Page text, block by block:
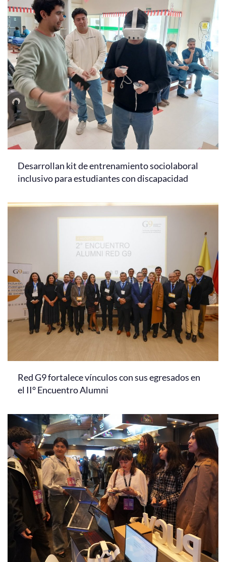
Desarrollan kit de entrenamiento sociolaboral
inclusivo para estudiantes con discapacidad
Red G9 fortalece vínculos con sus egresados en
el II° Encuentro Alumni